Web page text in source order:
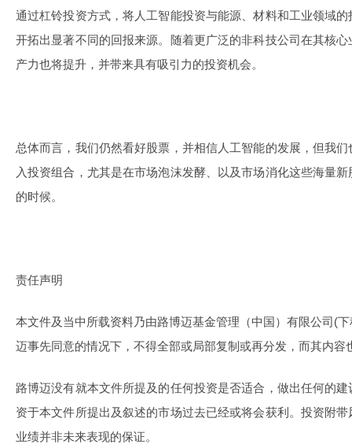
通过杠铃投资方式，将人工智能投资与能源、材料和工业领域
开拓出显著不同的回报来源。随着更广泛的非科技公司在其核
产力也将提升，并带来具有吸引力的投资机会。
总体而言，我们仍然看好股票，并相信人工智能的发展，但我
入投资组合，尤其是在市场泡沫发酵、以及市场消化这些海量
的时候。
责任声明
本文件及当中所载资料乃由路博迈基金管理（中国）有限公司(
迈事先同意的情况下，不得全部或局部复制或再分发，而其内容
路博迈没有就本文件所提及的任何投资是否适合，做出任何的
资于本文件所提出及叙述的市场过去已经或将会获利。投资附
业绩并非未来表现的保证。